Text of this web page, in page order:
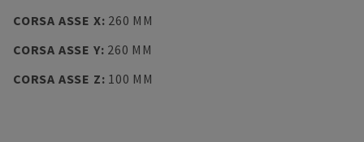
CORSA ASSE X: 260 MM
CORSA ASSE Y: 260 MM
CORSA ASSE Z: 100 MM